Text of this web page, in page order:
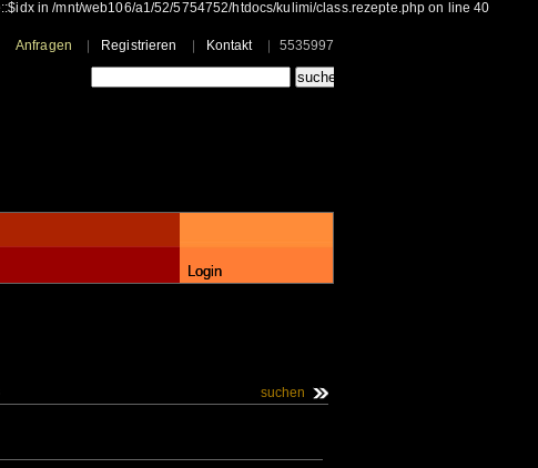
in /mnt/web106/a1/52/5754752/htdocs/kulimi/class.rezepte.php on line 40
Anfragen
Registrieren Kontakt 5535997
Login
suchen